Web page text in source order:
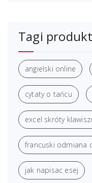
Tagi
angielski online
cytaty o tańcu
excel skróty
francuski odmiana
jak napisac esej